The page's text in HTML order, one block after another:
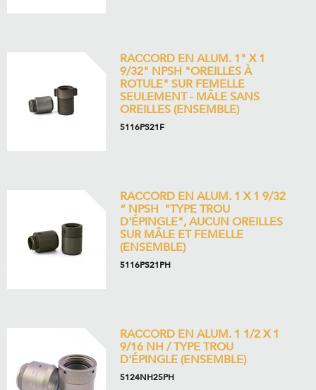
RACCORD EN ALUM. 1" X 1
9/32" NPSH "OREILLES À
ROTULE" SUR FEMELLE
SEULEMENT - MÂLE SANS
OREILLES (ENSEMBLE)
5116PS21F
RACCORD EN ALUM. 1 X 1 9/32
“ NPSH "TYPE TROU
D'ÉPINGLE", AUCUN OREILLES
SUR MÂLE ET FEMELLE
(ENSEMBLE)
5116PS21PH
RACCORD EN ALUM. 1 1/2 X 1
9/16 NH / TYPE TROU
D'ÉPINGLE (ENSEMBLE)
5124NH25PH